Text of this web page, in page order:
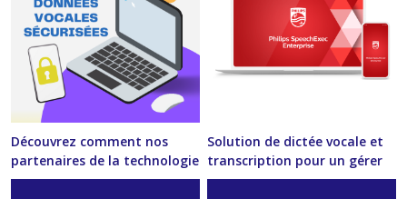
Découvrez comment nos
partenaires de la technologie
vocale sécurisent vos
Solution de dictée vocale et
transcription pour un gérer
un grand volume de fichiers.